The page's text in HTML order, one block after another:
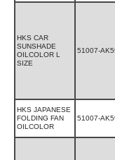
HKS CAR
SUNSHADE
OILCOLOR L
SIZE
51007-
HKS JAPANESE
FOLDING FAN
OILCOLOR
51007-